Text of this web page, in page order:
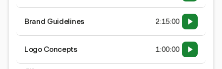
Brand Guidelines 2:15:00
Logo Concepts 1:00:00